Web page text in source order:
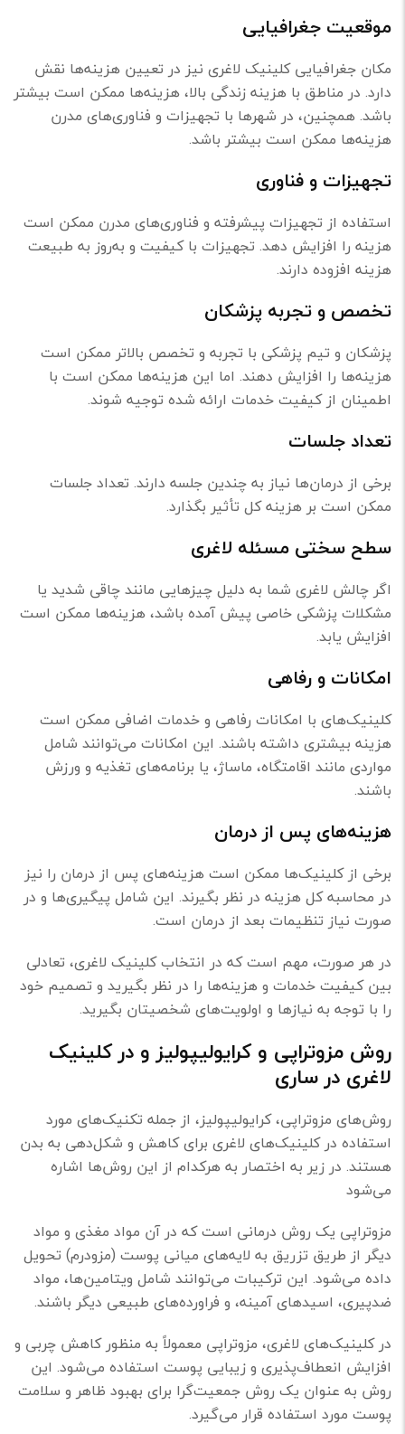
موقعیت جغرافیایی
مکان جغرافیایی کلینیک لاغری نیز در تعیین هزینه‌ها نقش
دارد. در مناطق با هزینه زندگی بالا، هزینه‌ها ممکن است بیشتر
باشد. همچنین، در شهرها با تجهیزات و فناوری‌های مدرن
هزینه‌ها ممکن است بیشتر باشد.
تجهیزات و فناوری
استفاده از تجهیزات پیشرفته و فناوری‌های مدرن ممکن است
هزینه را افزایش دهد. تجهیزات با کیفیت و به‌روز به طبیعت
هزینه افزوده دارند.
تخصص و تجربه پزشکان
پزشکان و تیم پزشکی با تجربه و تخصص بالاتر ممکن است
هزینه‌ها را افزایش دهند. اما این هزینه‌ها ممکن است با
اطمینان از کیفیت خدمات ارائه شده توجیه شوند.
تعداد جلسات
برخی از درمان‌ها نیاز به چندین جلسه دارند. تعداد جلسات
ممکن است بر هزینه کل تأثیر بگذارد.
سطح سختی مسئله لاغری
اگر چالش لاغری شما به دلیل چیزهایی مانند چاقی شدید یا
مشکلات پزشکی خاصی پیش آمده باشد، هزینه‌ها ممکن است
افزایش یابد.
امکانات و رفاهی
کلینیک‌های با امکانات رفاهی و خدمات اضافی ممکن است
هزینه بیشتری داشته باشند. این امکانات می‌توانند شامل
مواردی مانند اقامتگاه، ماساژ، یا برنامه‌های تغذیه و ورزش
باشند.
هزینه‌های پس از درمان
برخی از کلینیک‌ها ممکن است هزینه‌های پس از درمان را نیز
در محاسبه کل هزینه در نظر بگیرند. این شامل پیگیری‌ها و در
صورت نیاز تنظیمات بعد از درمان است.
در هر صورت، مهم است که در انتخاب کلینیک لاغری، تعادلی
بین کیفیت خدمات و هزینه‌ها را در نظر بگیرید و تصمیم خود
را با توجه به نیازها و اولویت‌های شخصیتان بگیرید.
روش مزوتراپی و کرایولیپولیز و در کلینیک
لاغری در ساری
روش‌های مزوتراپی، کرایولیپولیز، از جمله تکنیک‌های مورد
استفاده در کلینیک‌های لاغری برای کاهش و شکل‌دهی به بدن
هستند. در زیر به اختصار به هرکدام از این روش‌ها اشاره
می‌شود
مزوتراپی یک روش درمانی است که در آن مواد مغذی و مواد
دیگر از طریق تزریق به لایه‌های میانی پوست (مزودرم) تحویل
داده می‌شود. این ترکیبات می‌توانند شامل ویتامین‌ها، مواد
ضدپیری، اسیدهای آمینه، و فراورده‌های طبیعی دیگر باشند.
در کلینیک‌های لاغری، مزوتراپی معمولاً به منظور کاهش چربی و
افزایش انعطاف‌پذیری و زیبایی پوست استفاده می‌شود. این
روش به عنوان یک روش جمعیت‌گرا برای بهبود ظاهر و سلامت
پوست مورد استفاده قرار می‌گیرد.